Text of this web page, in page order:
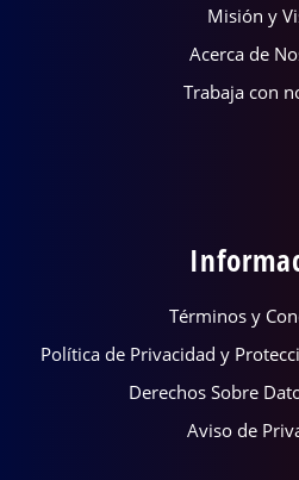
Misión y
Acerca de
Trabaja con
Términos y
Política de Privacidad y
Derechos Sobre
Aviso de